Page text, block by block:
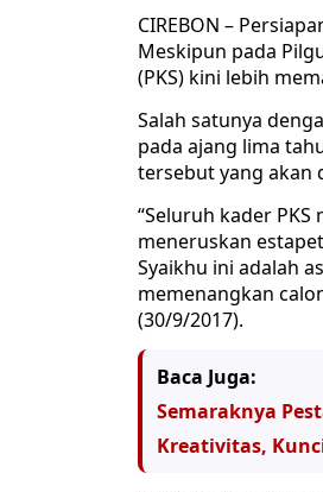
CIREBON –
Meskipun pada
(PKS) kini lebih
Salah satunya
pada ajang lima
tersebut yang akan
“Seluruh kader
meneruskan
Syaikhu ini adalah
memenangkan
(30/9/2017).
Baca Juga:
Semaraknya
Kreativitas,